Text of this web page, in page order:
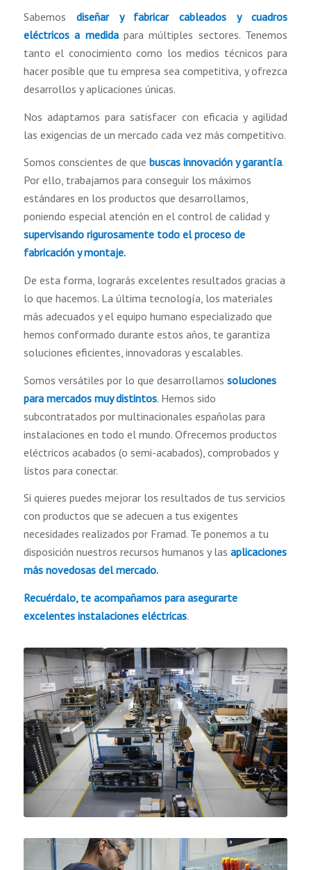
Sabemos diseñar y fabricar cableados y cuadros
eléctricos a medidapara múltiples sectores. Tenemos
tanto el conocimiento como los medios técnicos para
hacer posible que tu empresa sea competitiva, y ofrezca
desarrollos y aplicaciones únicas.
Nos adaptamos para satisfacer con eficacia y agilidad
las exigencias de un mercado cada vez más competitivo.
Somos conscientes de que buscas innovación y garantía.
Por ello, trabajamos para conseguir los máximos
estándares en los productos que desarrollamos,
poniendo especial atención en el control de calidad y
supervisando rigurosamente todo el proceso de
fabricación y montaje.
De esta forma, lograrás excelentes resultados gracias a
lo que hacemos. La última tecnología, los materiales
más adecuados y el equipo humano especializado que
hemos conformado durante estos años, te garantiza
soluciones eficientes, innovadoras y escalables.
Somos versátiles por lo que desarrollamos soluciones
para mercados muy distintos. Hemos sido
subcontratados por multinacionales españolas para
instalaciones en todo el mundo. Ofrecemos productos
eléctricos acabados (o semi-acabados), comprobados y
listos para conectar.
Si quieres puedes mejorar los resultados de tus servicios
con productos que se adecuen a tus exigentes
necesidades realizados por Framad. Te ponemos a tu
disposición nuestros recursos humanos y las aplicaciones
más novedosas del mercado.
Recuérdalo, te acompañamos para asegurarte
excelentes instalaciones eléctricas.